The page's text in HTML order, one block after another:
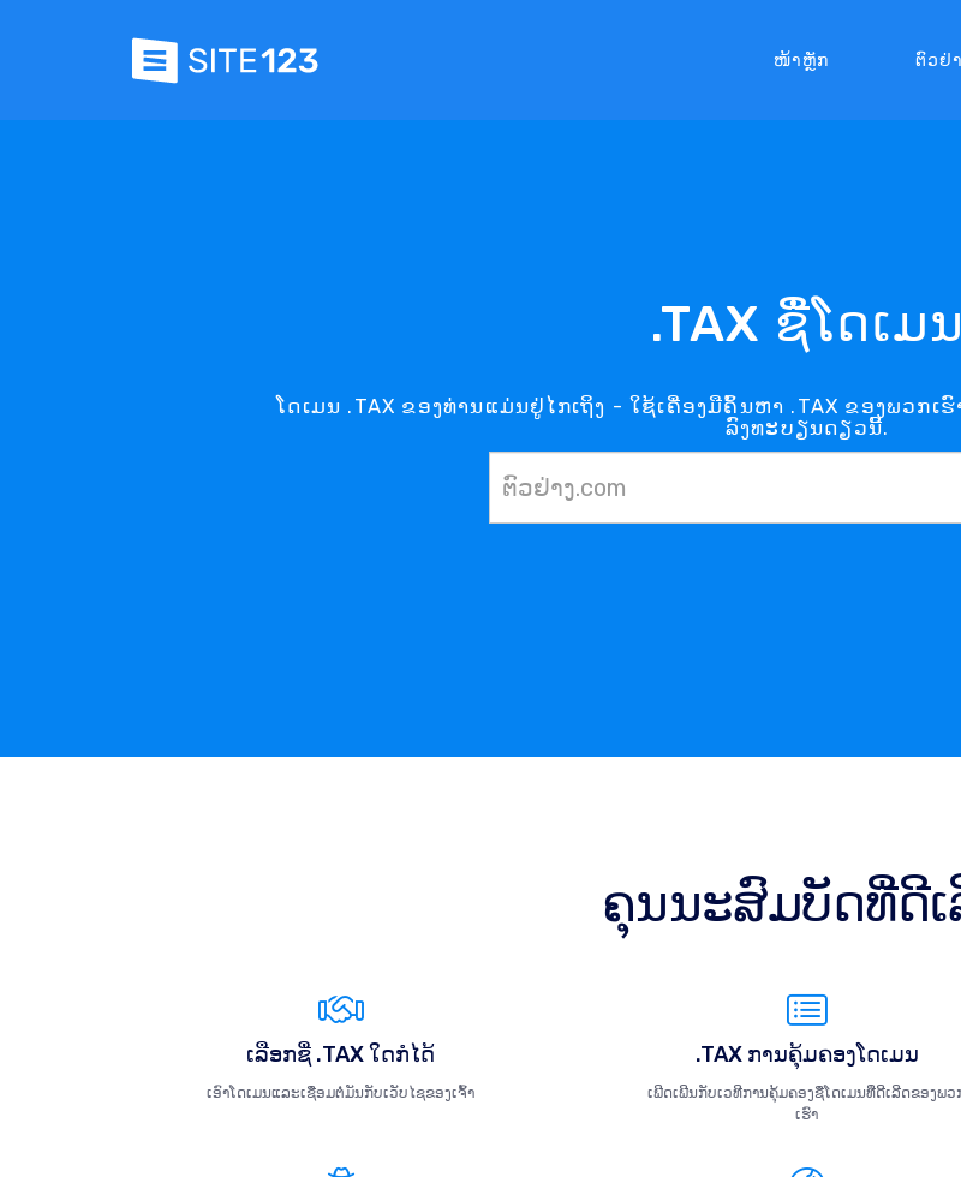
ໜ້າຫຼັກ ຕົວຢ່
.TAX ຊື່ໂດເມນ
ໂດເມນ .TAX ຂອງທ່ານແມ່ນຢູ່ໄກເຖິງ - ໃຊ້ເຄື່ອງມືຄົ້ນຫາ .TAX ຂອງພວກເ
ລົງທະບຽນດຽວນີ້.
ຄຸນນະສົມບັດທີ່ດີເ
ເລືອກຊື່ .TAX ໃດກໍໄດ້
ເອົາໂດເມນແລະເຊື່ອມຕໍ່ມັນກັບເວັບໄຊຂອງເຈົ້າ
.TAX ການຄຸ້ມຄອງໂດເມນ
ເພີດເພີນກັບເວທີການຄຸ້ມຄອງຊື່ໂດເມນທີ່ດີເລີດຂອງພວ
ເຮົາ